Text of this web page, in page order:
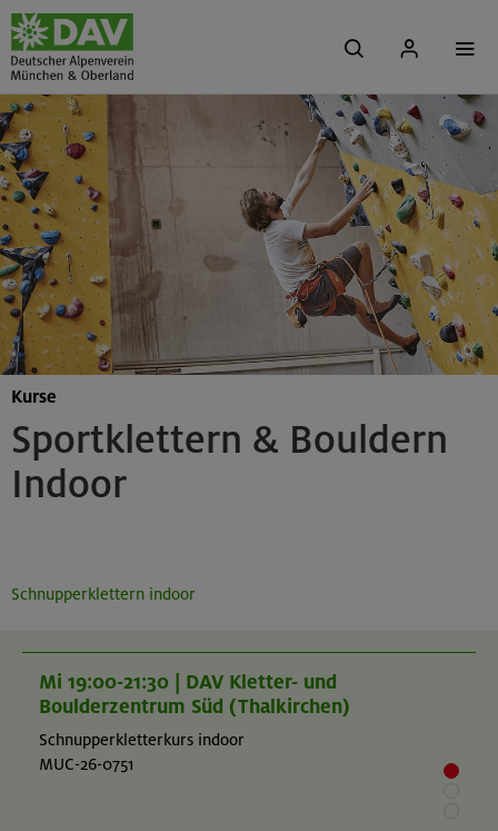
Sportklettern & Bouldern
Indoor
Kurse
Schnupperklettern indoor
Mi 19:00-21:30 | DAV Kletter- und
Boulderzentrum Süd (Thalkirchen)
Schnupperkletterkurs indoor
MUC-26-0751